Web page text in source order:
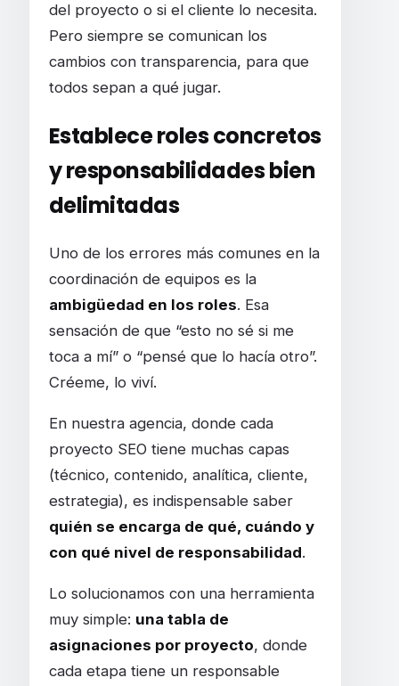
del proyecto o si el cliente lo necesita.
Pero siempre se comunican los
cambios con transparencia, para que
todos sepan a qué jugar.
Establece roles concretos
y responsabilidades bien
delimitadas
Uno de los errores más comunes en la
coordinación de equipos es la
ambigüedad en los roles. Esa
sensación de que “esto no sé si me
toca a mí” o “pensé que lo hacía otro”.
Créeme, lo viví.
En nuestra agencia, donde cada
proyecto SEO tiene muchas capas
(técnico, contenido, analítica, cliente,
estrategia), es indispensable saber
quién se encarga de qué, cuándo y
con qué nivel de responsabilidad.
Lo solucionamos con una herramienta
muy simple: una tabla de
asignaciones por proyecto, donde
cada etapa tiene un responsable